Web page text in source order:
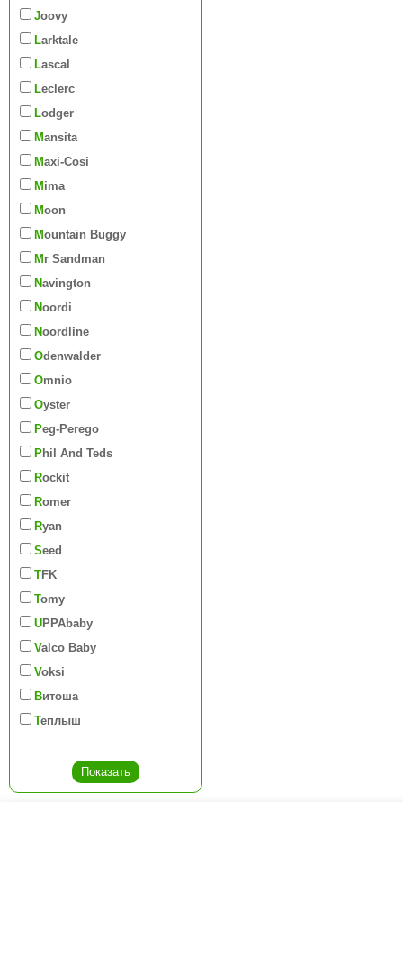
Joovy
Larktale
Lascal
Leclerc
Lodger
Mansita
Maxi-Cosi
Mima
Moon
Mountain Buggy
Mr Sandman
Navington
Noordi
Noordline
Odenwalder
Omnio
Oyster
Peg-Perego
Phil And Teds
Rockit
Romer
Ryan
Seed
TFK
Tomy
UPPAbaby
Valco Baby
Voksi
Витоша
Теплыш